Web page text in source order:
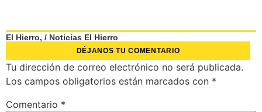
El Hierro, / Noticias El Hierro
DÉJANOS TU COMENTARIO
Tu dirección de correo electrónico no será publicada.
Los campos obligatorios están marcados con *
Comentario *